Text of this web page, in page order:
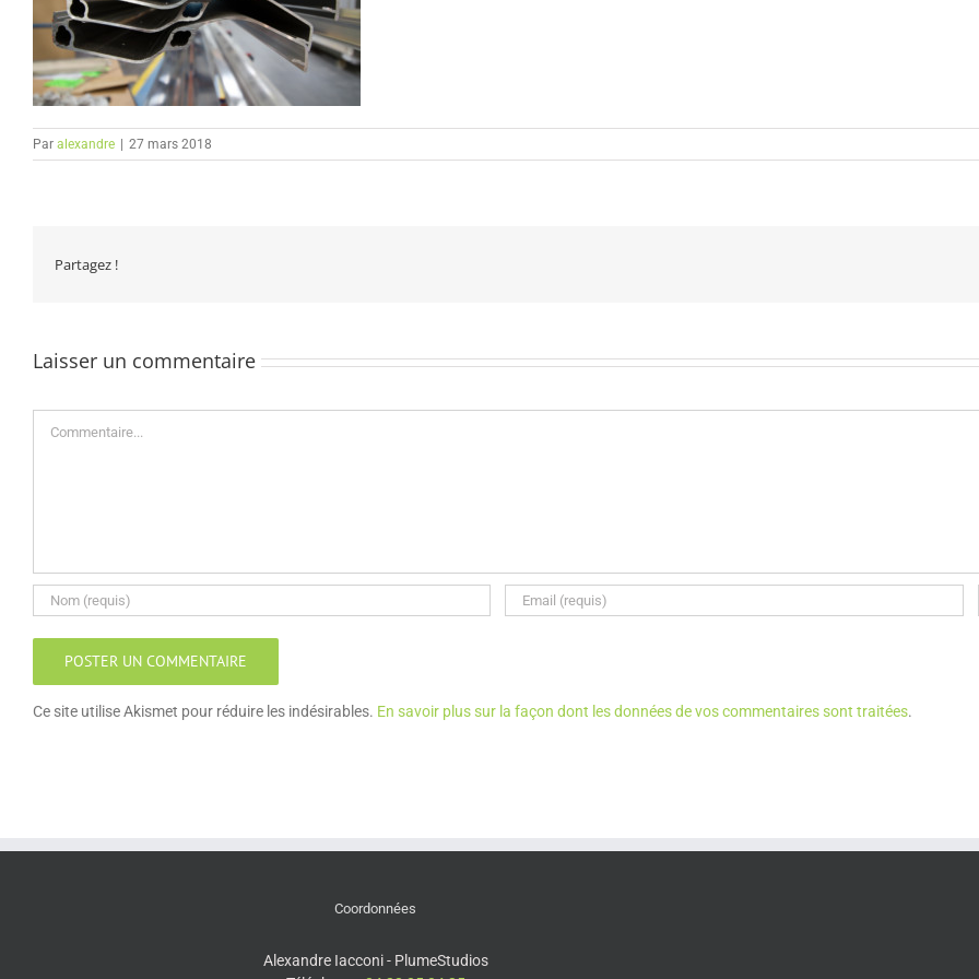
Par alexandre 27 mars 2018
Partagez !
Laisser un commentaire
Ce site utilise Akismet pour réduire les indésirables. En savoir plus sur la façon dont les données de vos commentaires sont traitées.
Coordonnées
Alexandre Iacconi - PlumeStudios